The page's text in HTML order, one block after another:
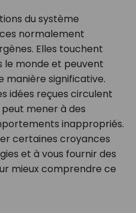
du système
normalement
Elles touchent
le monde et peuvent
manière significative.
idées reçues circulent
mener à des
inappropriés.
certaines croyances
et à vous fournir des
mieux comprendre ce